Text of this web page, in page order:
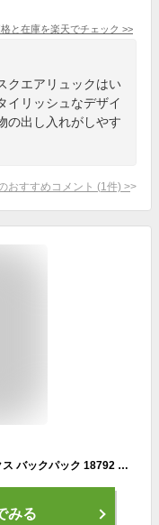
と在庫を楽天でチェック >>
クエアリュックはい
イリッシュなデザイ
の出し入れがしやす
おすすめコメント (1 件) >
【返品交換不可】ARC'TERYX アークテリクス バックパック 18792 Granville Zip 16 Backpack メンズ リュック
みる